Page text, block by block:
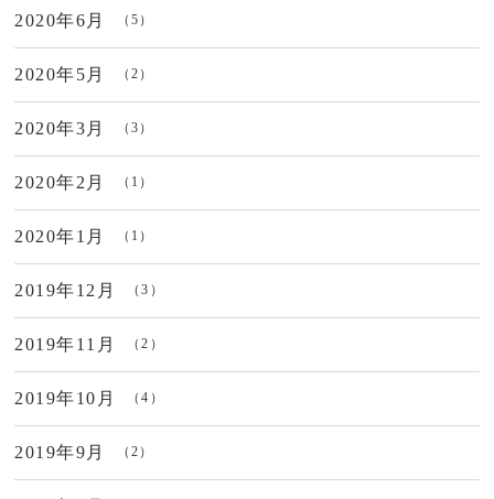
2020年6月 （5）
2020年5月 （2）
2020年3月 （3）
2020年2月 （1）
2020年1月 （1）
2019年12月 （3）
2019年11月 （2）
2019年10月 （4）
2019年9月 （2）